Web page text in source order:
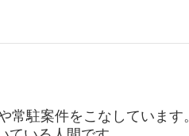
駐案件をこなしています。